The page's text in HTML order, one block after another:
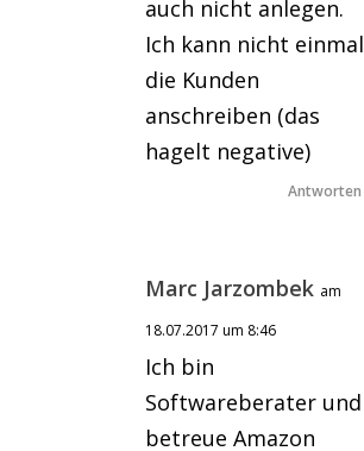
auch nicht anlegen.
Ich kann nicht einmal
die Kunden
anschreiben (das
hagelt negative)
Antworten
Marc Jarzombek am
18.07.2017 um 8:46
Ich bin
Softwareberater und
betreue Amazon